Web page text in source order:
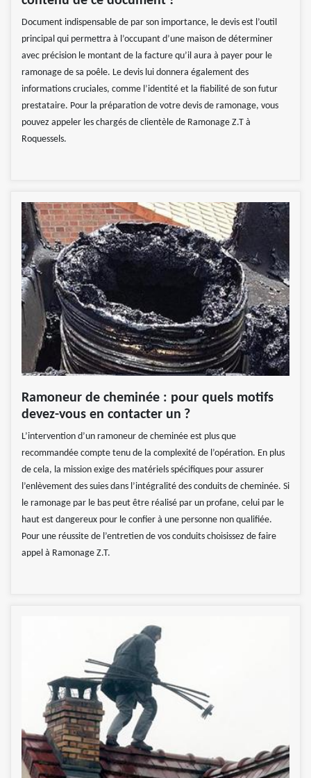
Document indispensable de par son importance, le devis est l’outil
principal qui permettra à l’occupant d’une maison de déterminer
avec précision le montant de la facture qu’il aura à payer pour le
ramonage de sa poêle. Le devis lui donnera également des
informations cruciales, comme l’identité et la fiabilité de son futur
prestataire. Pour la préparation de votre devis de ramonage, vous
pouvez appeler les chargés de clientèle de Ramonage Z.T à
Roquessels.
Ramoneur de cheminée : pour quels motifs
devez-vous en contacter un ?
L’intervention d’un ramoneur de cheminée est plus que
recommandée compte tenu de la complexité de l’opération. En plus
de cela, la mission exige des matériels spécifiques pour assurer
l’enlèvement des suies dans l’intégralité des conduits de cheminée. Si
le ramonage par le bas peut être réalisé par un profane, celui par le
haut est dangereux pour le confier à une personne non qualifiée.
Pour une réussite de l’entretien de vos conduits choisissez de faire
appel à Ramonage Z.T.